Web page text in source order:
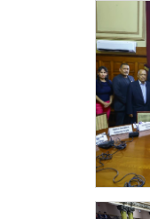
Facebook:
Twitter:
YouTube:
Radio: